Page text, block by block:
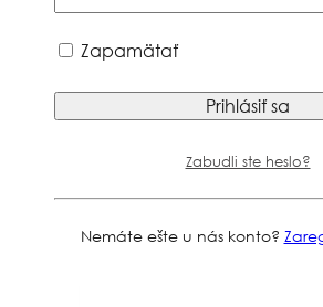
Nášivka –
Slovenská
vlajka
„vlajúca“
Zapamätať
Zabudli ste heslo?
Nemáte ešte u nás konto?